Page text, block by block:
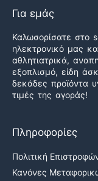
Για εμάς
Καλωσορίσατε στο
ηλεκτρονικό μας
αθλητιατρικά,
εξοπλισμό, είδη
δεκάδες προϊόντα
τιμές της αγοράς!
Πληροφορίες
Πολιτική
Κανόνες